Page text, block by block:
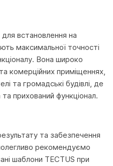
встановлення на
максимальної точності
Вона широко
комерційних приміщеннях,
та громадські будівлі, де
прихований функціонал.
та забезпечення
рекомендуємо
шаблони TECTUS при